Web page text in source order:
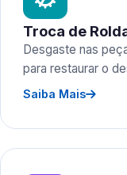
Troca de
Desgaste nas
para restaurar o
Saiba Mais